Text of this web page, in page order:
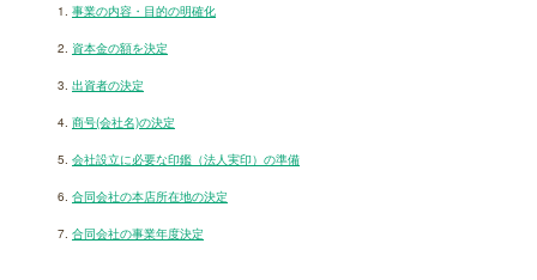
事業の内容・目的の明確化
資本金の額を決定
出資者の決定
商号(会社名)の決定
会社設立に必要な印鑑（法人実印）の準備
合同会社の本店所在地の決定
合同会社の事業年度決定